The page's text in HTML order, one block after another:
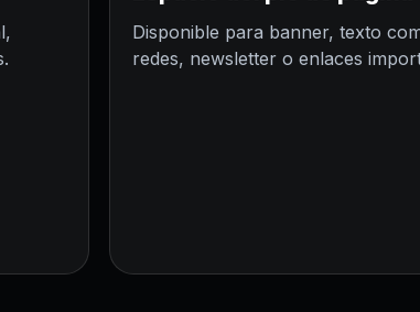
Disponible para banner, texto
redes, newsletter o enlaces